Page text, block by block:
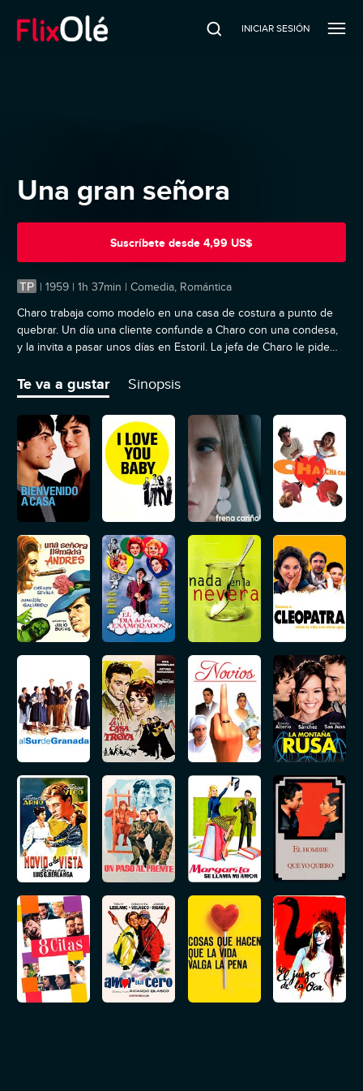
INICIAR SESIÓN
Una gran señora
Suscríbete desde 4,99 US$
TP | 1959 | 1h 37min | Comedia, Romántica
Charo trabaja como modelo en una casa de costura a punto de
quebrar. Un día una cliente confunde a Charo con una condesa,
y la invita a pasar unos días en Estoril. La jefa de Charo le pide
Te va a gustar Sinopsis